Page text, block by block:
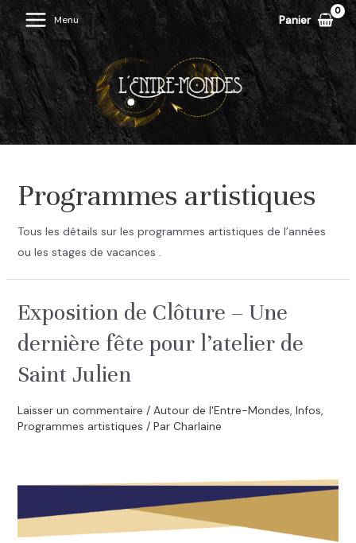
Aller
au
contenu
Main
Menu
Menu Panier
Programmes artistiques
Tous les détails sur les programmes artistiques de l’années
ou les stages de vacances .
Exposition de Clôture – Une
dernière fête pour l’atelier de
Saint Julien
Laisser un commentaire / Autour de l'Entre-Mondes, Infos,
Programmes artistiques / Par Charlaine